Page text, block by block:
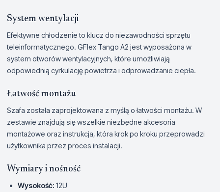
System wentylacji
Efektywne chłodzenie to klucz do niezawodności sprzętu
teleinformatycznego. GFlex Tango A2 jest wyposażona w
system otworów wentylacyjnych, które umożliwiają
odpowiednią cyrkulację powietrza i odprowadzanie ciepła.
Łatwość montażu
Szafa została zaprojektowana z myślą o łatwości montażu. W
zestawie znajdują się wszelkie niezbędne akcesoria
montażowe oraz instrukcja, która krok po kroku przeprowadzi
użytkownika przez proces instalacji.
Wymiary i nośność
Wysokość: 12U